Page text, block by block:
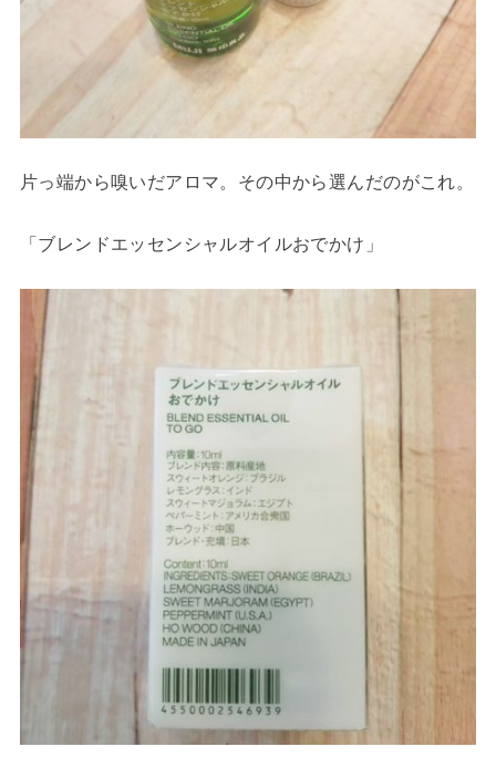
片っ端から嗅いだアロマ。その中から選んだのがこれ。
「ブレンドエッセンシャルオイルおでかけ」